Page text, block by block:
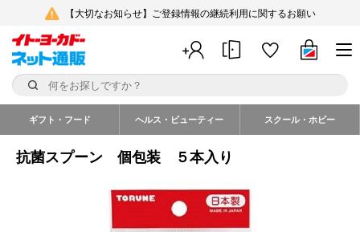
【大切なお知らせ】ご登録情報の継続利用に関するお願い
ギフト・フード ヘルス・ビューティー スクール・ホビー
抗菌スプーン 個包装 ５本入り